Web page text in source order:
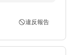
違反報告